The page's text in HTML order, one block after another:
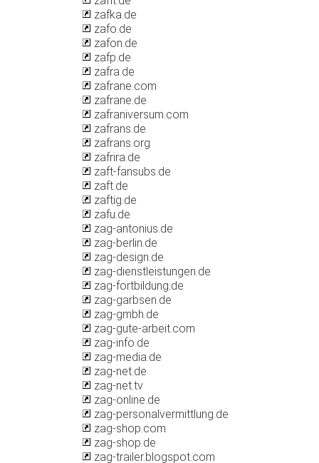
zafka.de
zafo.de
zafon.de
zafp.de
zafra.de
zafrane.com
zafrane.de
zafraniversum.com
zafrans.de
zafrans.org
zafrira.de
zaft-fansubs.de
zaft.de
zaftig.de
zafu.de
zag-antonius.de
zag-berlin.de
zag-design.de
zag-dienstleistungen.de
zag-fortbildung.de
zag-garbsen.de
zag-gmbh.de
zag-gute-arbeit.com
zag-info.de
zag-media.de
zag-net.de
zag-net.tv
zag-online.de
zag-personalvermittlung.de
zag-shop.com
zag-shop.de
zag-trailer.blogspot.com